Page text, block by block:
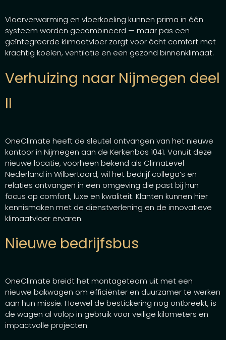
Vloerverwarming en vloerkoeling kunnen prima in één
systeem worden gecombineerd — maar pas een
geïntegreerde klimaatvloer zorgt voor écht comfort met
krachtig koelen, ventilatie en een gezond binnenklimaat.
Verhuizing naar Nijmegen deel
II
OneClimate heeft de sleutel ontvangen van het nieuwe
kantoor in Nijmegen aan de Kerkenbos 1041. Vanuit deze
nieuwe locatie, voorheen bekend als ClimaLevel
Nederland in Wilbertoord, wil het bedrijf collega’s en
relaties ontvangen in een omgeving die past bij hun
focus op comfort, luxe en kwaliteit. Klanten kunnen hier
kennismaken met de dienstverlening en de innovatieve
klimaatvloer ervaren.
Nieuwe bedrijfsbus
OneClimate breidt het montageteam uit met een
nieuwe bakwagen om efficiënter en duurzamer te werken
aan hun missie. Hoewel de bestickering nog ontbreekt, is
de wagen al volop in gebruik voor veilige kilometers en
impactvolle projecten.